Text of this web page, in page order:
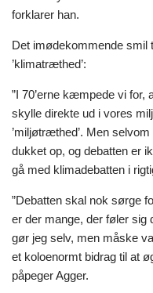
forklarer han.
Det imødekommende smil
’klimatræthed’:
”I 70’erne kæmpede vi
skylle direkte ud i vores
’miljøtræthed’. Men
dukket op, og debatten er
gå med klimadebatten i
”Debatten skal nok sørge
er der mange, der føler sig
gør jeg selv, men måske
et koloenormt bidrag til at
påpeger Agger.